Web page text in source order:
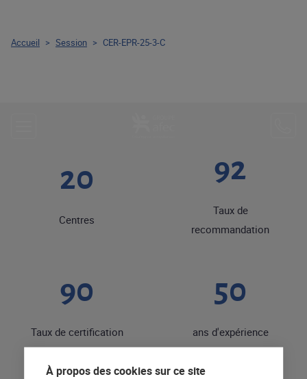
20
Centres
92
Taux de
recommandation
90
Taux de certification
50
ans d'expérience
Accueil > Session > CER-EPR-25-3-C
À propos des cookies sur ce site